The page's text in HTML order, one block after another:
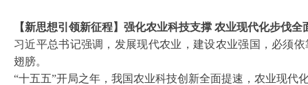
【新思想引领新征程】强化农业科技支撑 农业现代化步伐全
习近平总书记强调，发展现代农业，建设农业强国，必须
翅膀。
“十五五”开局之年，我国农业科技创新全面提速，农业现代